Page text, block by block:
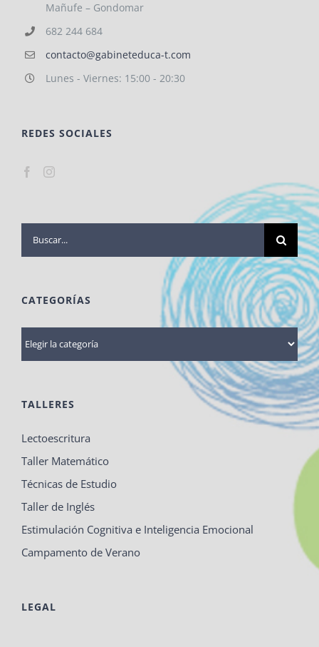
Mañufe – Gondomar
682 244 684
contacto@gabineteduca-t.com
Lunes - Viernes: 15:00 - 20:30
REDES SOCIALES
Buscar:
CATEGORÍAS
Categorías
TALLERES
Lectoescritura
Taller Matemático
Técnicas de Estudio
Taller de Inglés
Estimulación Cognitiva e Inteligencia Emocional
Campamento de Verano
LEGAL